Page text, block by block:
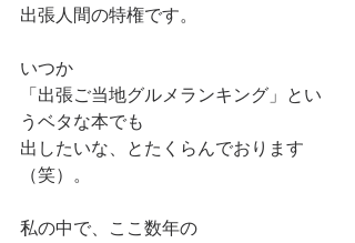
出張人間の特権です。
いつか
「出張ご当地グルメランキング」とい
うベタな本でも
出したいな、とたくらんでおります
（笑）。
私の中で、ここ数年の